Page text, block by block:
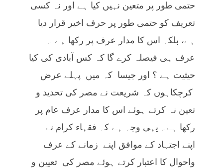
حتمی طور پر متعین نہیں کیا ہے اور نہ کسی
تعریف کو حتمی طور پر حرف اخیر قرار دیا
ہے، بلکہ اس کا مدار عرف پر رکھا ہے ۔
عرف ہی فیصلہ کرے گا کہ کس آبادی کی کیا
حیثیت ہے ؟ اور جیسا کہ میں پہلے عرض
کرچکاہوں کہ شریعت نے مصر کی تحدید و
تعین نہ کرتے ہوئے اس کا مدار عرف عام پر
رکھا ہے۔ یہی وجہ ہے کہ فقہاء کرام نے
اپنے اجتہاد کے موافق اپنے زمانے کے عرف
واحوال کا اعتبار کرتے ہوئے مصر کی تعیین و